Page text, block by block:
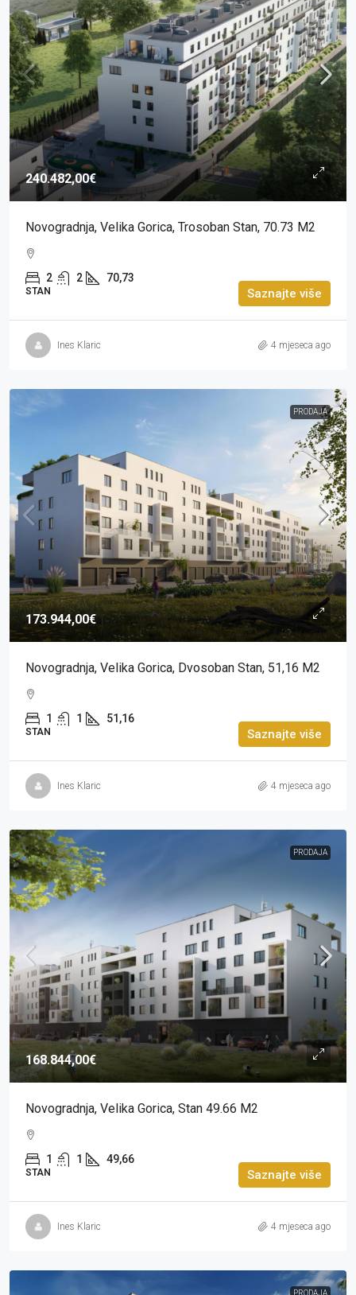
240.482,00€
Novogradnja, Velika Gorica, Trosoban Stan, 70.73 M2
2 2 70,73
STAN Saznajte više
Ines Klaric 4 mjeseca ago
PRODAJA
173.944,00€
Novogradnja, Velika Gorica, Dvosoban Stan, 51,16 M2
1 1 51,16
STAN Saznajte više
Ines Klaric 4 mjeseca ago
PRODAJA
168.844,00€
Novogradnja, Velika Gorica, Stan 49.66 M2
1 1 49,66
STAN Saznajte više
Ines Klaric 4 mjeseca ago
PRODAJA